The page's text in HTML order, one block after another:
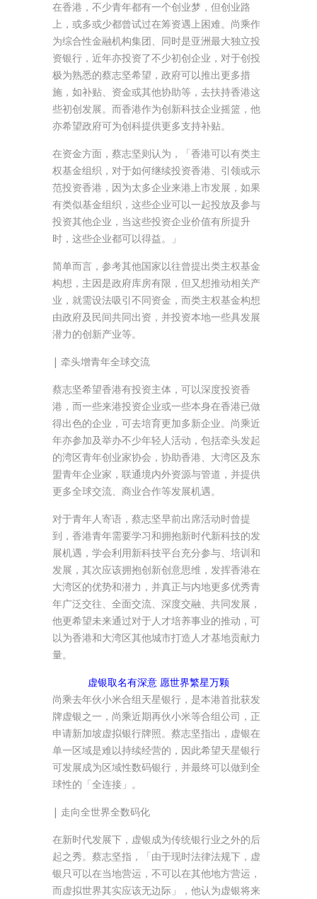
在香港，不少青年都有一个创业梦，但创业路
上，或多或少都曾试过在筹资遇上困难。尚乘作
为综合性金融机构集团、同时是亚洲最大独立投
资银行，近年亦投资了不少初创企业，对于创投
极为熟悉的蔡志坚希望，政府可以推出更多措
施，如补贴、资金或其他协助等，去扶持香港这
些初创发展。而香港作为创新科技企业摇篮，他
亦希望政府可为创科提供更多支持补贴。
在资金方面，蔡志坚则认为，「香港可以有类主
权基金组织，对于如何继续投资香港、引领或示
范投资香港，因为太多企业来港上市发展，如果
有类似基金组织，这些企业可以一起投放及参与
投资其他企业，当这些投资企业价值有所提升
时，这些企业都可以得益。」
简单而言，参考其他国家以往曾提出类主权基金
构想，主因是政府库房有限，但又想推动相关产
业，就需设法吸引不同资金，而类主权基金构想
由政府及民间共同出资，并投资本地一些具发展
潜力的创新产业等。
| 牵头增青年全球交流
蔡志坚希望香港有投资主体，可以深度投资香
港，而一些来港投资企业或一些本身在香港已做
得出色的企业，可去培育更加多新企业。尚乘近
年亦参加及举办不少年轻人活动，包括牵头发起
的湾区青年创业家协会，协助香港、大湾区及东
盟青年企业家，联通境内外资源与管道，并提供
更多全球交流、商业合作等发展机遇。
对于青年人寄语，蔡志坚早前出席活动时曾提
到，香港青年需要学习和拥抱新时代新科技的发
展机遇，学会利用新科技平台充分参与、培训和
发展，其次应该拥抱创新创意思维，发挥香港在
大湾区的优势和潜力，并真正与内地更多优秀青
年广泛交往、全面交流、深度交融、共同发展，
他更希望未来通过对于人才培养事业的推动，可
以为香港和大湾区其他城市打造人才基地贡献力
量。
虚银取名有深意 愿世界繁星万颗
尚乘去年伙小米合组天星银行，是本港首批获发
牌虚银之一，尚乘近期再伙小米等合组公司，正
申请新加坡虚拟银行牌照。蔡志坚指出，虚银在
单一区域是难以持续经营的，因此希望天星银行
可发展成为区域性数码银行，并最终可以做到全
球性的「全连接」。
| 走向全世界全数码化
在新时代发展下，虚银成为传统银行业之外的后
起之秀。蔡志坚指，「由于现时法律法规下，虚
银只可以在当地营运，不可以在其他地方营运，
而虚拟世界其实应该无边际」，他认为虚银将来